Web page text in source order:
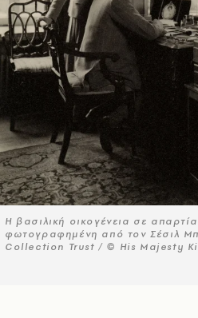
Η βασιλική οικογένεια σε
φωτογραφημένη από τον Σέσιλ
Collection Trust / © His Majesty